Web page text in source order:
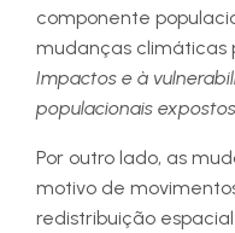
componente
mudanças climáticas
Impactos e à
populacionais
Por outro lado, as
motivo de
redistribuição